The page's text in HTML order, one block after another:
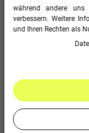
1
während andere
verbessern. Weitere
und Ihren Rechten als